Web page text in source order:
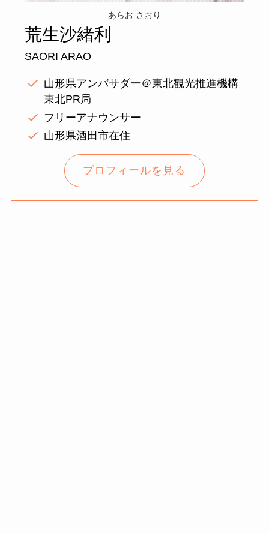
あらお さおり
荒生沙緒利
SAORI ARAO
山形県アンバサダー＠東北観光推進機構
東北PR局
フリーアナウンサー
山形県酒田市在住
プロフィールを見る